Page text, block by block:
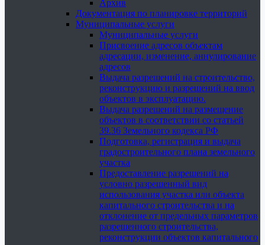
Архив
Документация по планировке территорий
Муниципальные услуги
Муниципальные услуги
Присвоение адресов объектам
адресации, изменение, аннулирование
адресов
Выдача разрешений на строительство,
реконструкцию и разрешений на ввод
объектов в эксплуатацию.
Выдача разрешений на размещение
объектов в соответствии со статьей
39.36 Земельного кодекса РФ
Подготовка, регистрация и выдача
градостроительного плана земельного
участка
Предоставление разрешений на
условно разрешенный вид
использования участка или объекта
капитального строительства и на
отклонение от предельных параметров
разрешенного строительства,
реконструкции объектов капитального